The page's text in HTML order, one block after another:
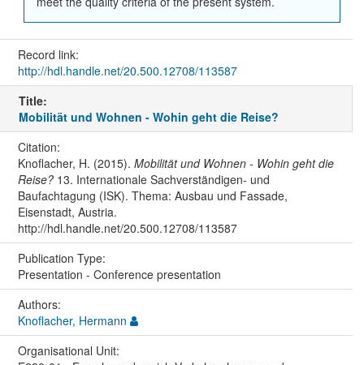
Record link:
http://hdl.handle.net/20.500.12708/113587
Title:
Mobilität und Wohnen - Wohin geht die Reise?
Citation:
Knoflacher, H. (2015). Mobilität und Wohnen - Wohin geht die
Reise?13. Internationale Sachverständigen- und
Baufachtagung (ISK). Thema: Ausbau und Fassade,
Eisenstadt, Austria.
http://hdl.handle.net/20.500.12708/113587
Publication Type:
Presentation - Conference presentation
Authors:
Knoflacher, Hermann
Organisational Unit: